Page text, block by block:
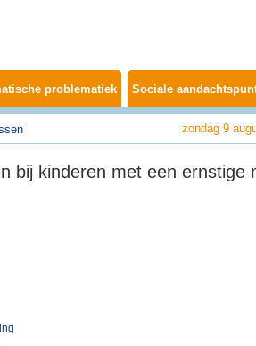
problematiek Sociale
zondag 9
bij kinderen met een ernstige